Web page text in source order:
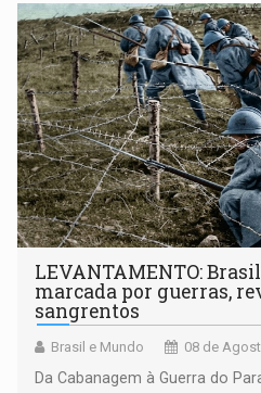
LEVANTAMENTO:
marcada por guerras,
sangrentos
Brasil e Mundo 08 de
Da Cabanagem à Guerra do